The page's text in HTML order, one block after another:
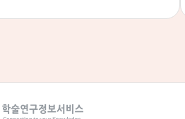
서비스가일시 중지될 수 있으니, 이 점 양